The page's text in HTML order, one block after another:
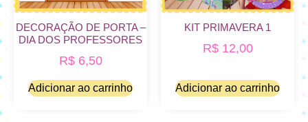
DECORAÇÃO DE PORTA –
DIA DOS PROFESSORES
R$6,50
Adicionar ao carrinho
KIT PRIMAVERA 1
R$12,00
Adicionar ao carrinho